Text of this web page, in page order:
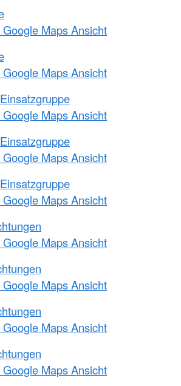
Maps Ansicht
Maps Ansicht
Maps Ansicht
Maps Ansicht
Maps Ansicht
Maps Ansicht
Maps Ansicht
Maps Ansicht
Maps Ansicht